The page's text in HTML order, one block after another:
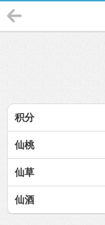
积分
仙桃
仙草
仙酒